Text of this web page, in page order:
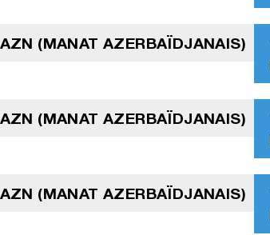
(MANAT AZERBAÏDJANAIS)
(MANAT AZERBAÏDJANAIS)
(MANAT AZERBAÏDJANAIS)